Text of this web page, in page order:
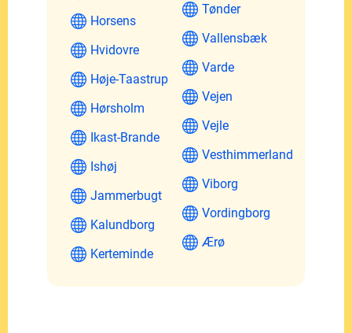
Horsens
Hvidovre
Høje-Taastrup
Hørsholm
Ikast-Brande
Ishøj
Jammerbugt
Kalundborg
Kerteminde
Tønder
Vallensbæk
Varde
Vejen
Vejle
Vesthimmerland
Viborg
Vordingborg
Ærø